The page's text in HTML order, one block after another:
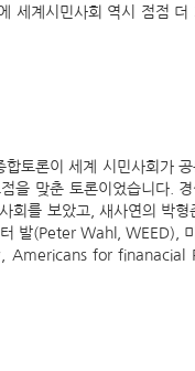
세계시민사회 역시 점점 더
토론이 세계 시민사회가
을 맞춘 토론이었습니다.
회를 보았고, 새사연의 박형
발(Peter Wahl, WEED),
Americans for finanacial